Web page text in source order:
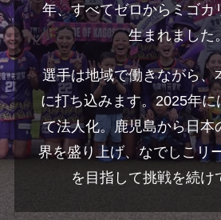
年、すべてゼロからミゴカ
生まれました
選手は地域で働きながら、
に打ち込みます。2025年に
て法人化。鹿児島から日本
界を盛り上げ、なでしこリ
を目指して挑戦を続け